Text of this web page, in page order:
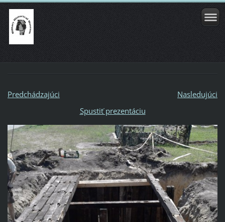
Predchádzajúci
Nasledujúci
Spustiť prezentáciu